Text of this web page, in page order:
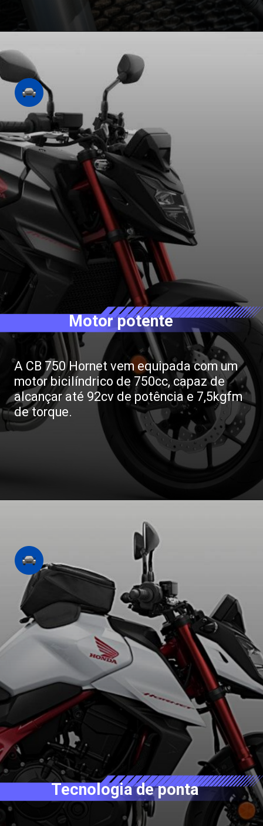
Motor potente
A CB 750 Hornet vem equipada com um
motor bicilíndrico de 750cc, capaz de
alcançar até 92cv de potência e 7,5kgfm
de torque.
Tecnologia de ponta